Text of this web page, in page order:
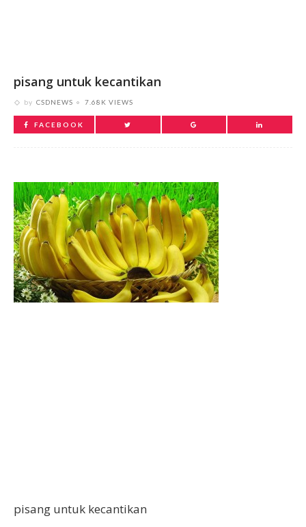
pisang untuk kecantikan
by CSDNEWS 7.68K VIEWS
FACEBOOK
pisang untuk kecantikan